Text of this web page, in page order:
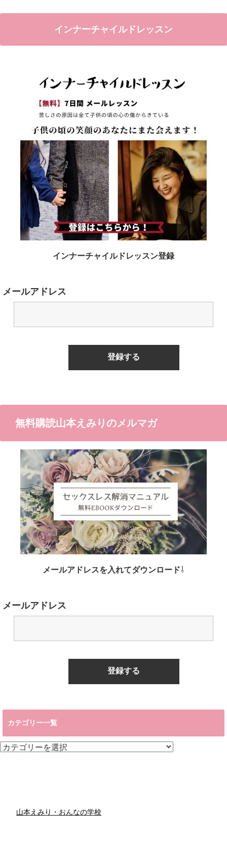
インナーチャイルドレッスン
インナーチャイルドレッスン登録
メールアドレス
無料購読山本えみりのメルマガ
メールアドレスを入れてダウンロード⇩
メールアドレス
カテゴリー一覧
カ
山本えみり・おんなの学校